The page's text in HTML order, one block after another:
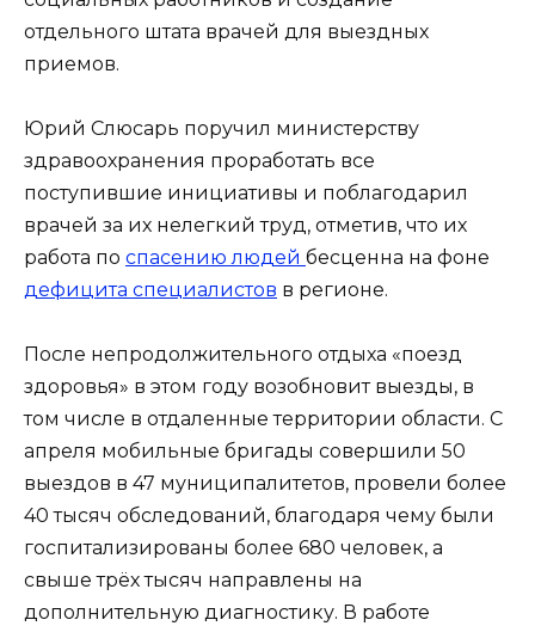
отдельного штата врачей для выездных
приемов.
Юрий Слюсарь поручил министерству
здравоохранения проработать все
поступившие инициативы и поблагодарил
врачей за их нелегкий труд, отметив, что их
работа по спасению людей бесценна на фоне
дефицита специалистов в регионе.
После непродолжительного отдыха «поезд
здоровья» в этом году возобновит выезды, в
том числе в отдаленные территории области. С
апреля мобильные бригады совершили 50
выездов в 47 муниципалитетов, провели более
40 тысяч обследований, благодаря чему были
госпитализированы более 680 человек, а
свыше трёх тысяч направлены на
дополнительную диагностику. В работе